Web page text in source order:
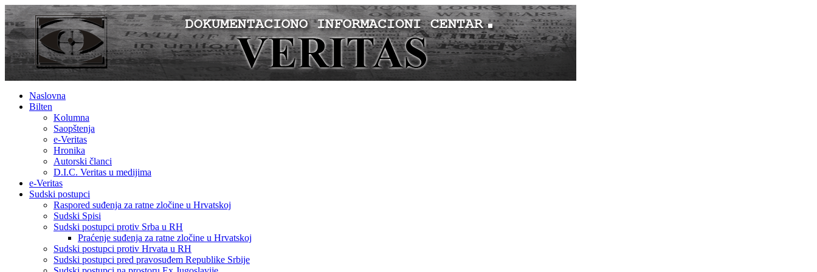
Naslovna
Bilten
Kolumna
Saopštenja
e-Veritas
Hronika
Autorski članci
D.I.C. Veritas u medijima
e-Veritas
Sudski postupci
Raspored suđenja za ratne zločine u Hrvatskoj
Sudski Spisi
Sudski postupci protiv Srba u RH
Praćenje suđenja za ratne zločine u Hrvatskoj
Sudski postupci protiv Hrvata u RH
Sudski postupci pred pravosuđem Republike Srbije